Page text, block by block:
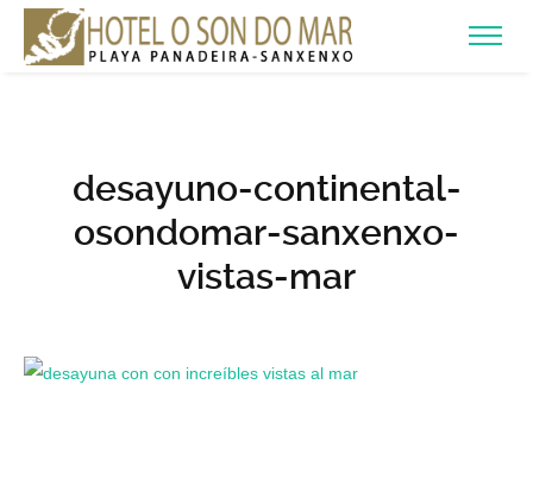
desayuno-continental-
osondomar-sanxenxo-
vistas-mar